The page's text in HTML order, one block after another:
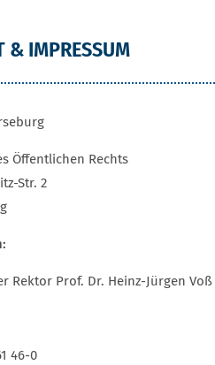
& IMPRESSUM
Öffentlichen Rechts
Str. 2
Rektor Prof. Dr. Heinz-Jürgen Voß
46-0